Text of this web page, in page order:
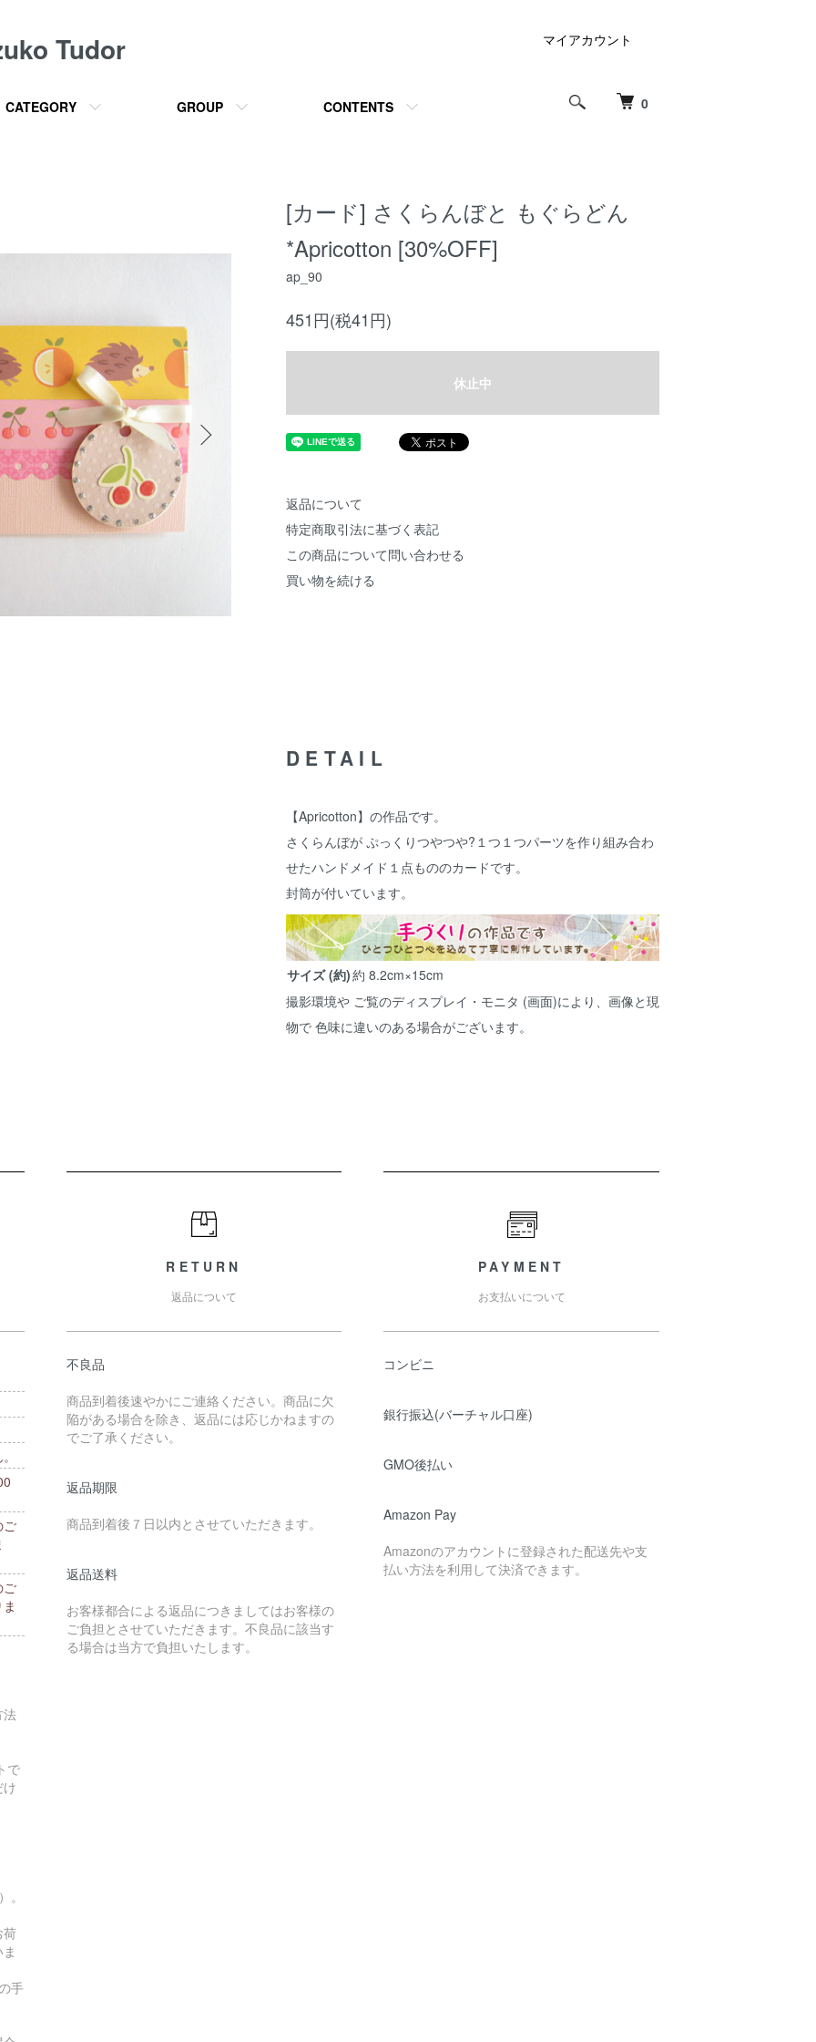
Tudor
0
CATEGORY GROUP CONTENTS
マイアカウント
[カード] さくらんぼと もぐらどん
*Apricotton [30%OFF]
ap_90
451円(税41円)
休止中
返品について
特定商取引法に基づく表記
この商品について問い合わせる
買い物を続ける
DETAIL
【Apricotton】の作品です。
さくらんぼが ぷっくりつやつや?１つ１つパーツを作り組み合わ
せたハンドメイド１点もののカードです。
封筒が付いています。
サイズ (約)約 8.2cm×15cm
撮影環境や ご覧のディスプレイ・モニタ (画面)により、画像と現
物で 色味に違いのある場合がございます。
ご
ご
法
で
。
荷
手
RETURN
返品について
不良品
商品到着後速やかにご連絡ください。商品に欠
陥がある場合を除き、返品には応じかねますの
でご了承ください。
返品期限
商品到着後７日以内とさせていただきます。
返品送料
お客様都合による返品につきましてはお客様の
ご負担とさせていただきます。不良品に該当す
る場合は当方で負担いたします。
PAYMENT
お支払いについて
コンビニ
銀行振込(バーチャル口座)
GMO後払い
Amazon Pay
Amazonのアカウントに登録された配送先や支
払い方法を利用して決済できます。